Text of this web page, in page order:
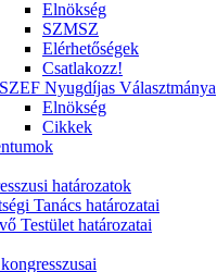
Elnökség
SZMSZ
Elérhetőségek
Csatlakozz!
SZEF Nyugdíjas Választmánya
Elnökség
Cikkek
határozatok
Tanács határozatai
Testület határozatai